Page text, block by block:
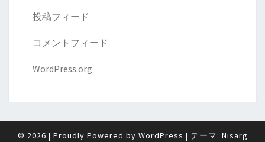
投稿フィード
コメントフィード
WordPress.org
© 2026 | Proudly Powered by WordPress | テーマ: Nisarg